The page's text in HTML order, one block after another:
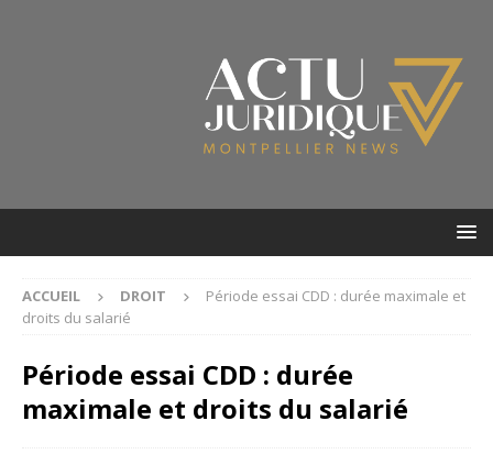
ACCUEIL DROIT
Période essai CDD : durée maximale et
droits du salarié
Période essai CDD : durée
maximale et droits du salarié